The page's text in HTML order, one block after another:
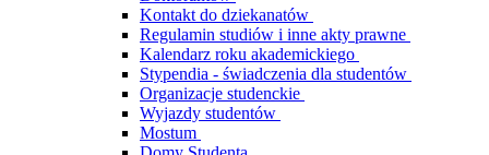
Kontakt do dziekanatów
Regulamin studiów i inne akty prawne
Kalendarz roku akademickiego
Stypendia - świadczenia dla studentów
Organizacje studenckie
Wyjazdy studentów
Mostum